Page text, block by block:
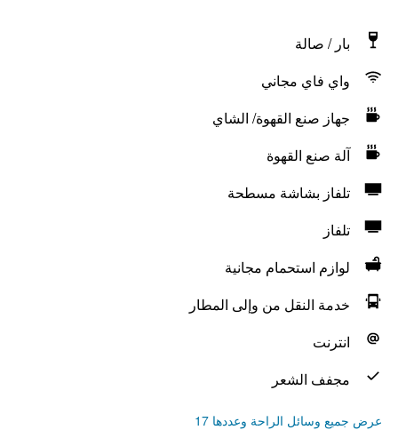
بار / صالة
واي فاي مجاني
جهاز صنع القهوة/ الشاي
آلة صنع القهوة
تلفاز بشاشة مسطحة
تلفاز
لوازم استحمام مجانية
خدمة النقل من وإلى المطار
انترنت
مجفف الشعر
عرض جميع وسائل الراحة وعددها 17